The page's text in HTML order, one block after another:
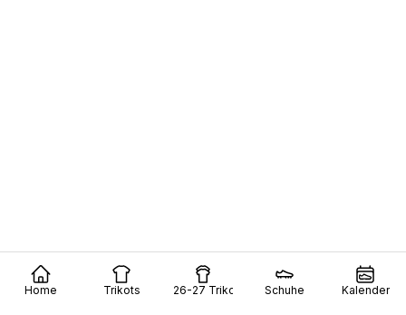
Home Trikots 26-27 Trikots Schuhe Kalender